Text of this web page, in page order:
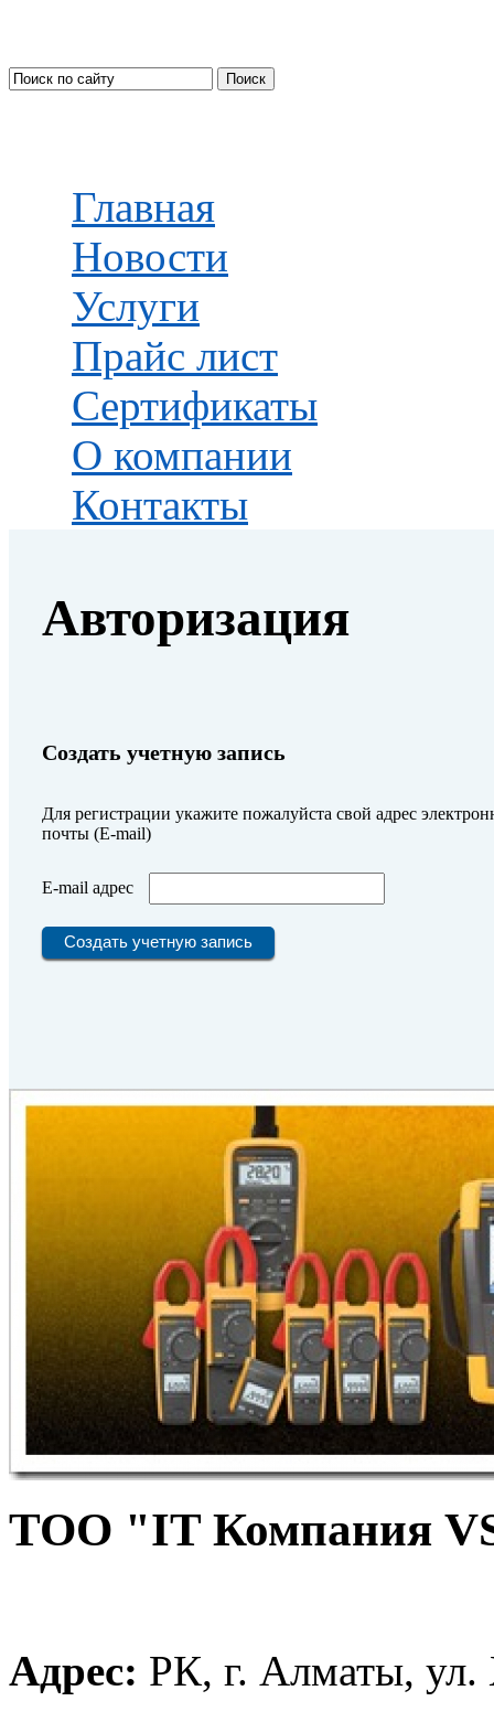
Главная
Новости
Услуги
Прайс лист
Сертификаты
О компании
Контакты
Авторизация
Создать учетную запись
Для регистрации укажите пожалуйста свой адрес
почты (E-mail)
E-mail адрес
Создать учетную запись
ТОО "IT Компания
Адрес: РК, г. Алматы, ул.